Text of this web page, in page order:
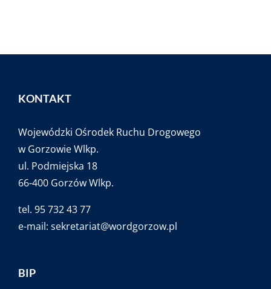
KONTAKT
Wojewódzki Ośrodek Ruchu Drogowego
w Gorzowie Wlkp.
ul. Podmiejska 18
66-400 Gorzów Wlkp.
tel. 95 732 43 77
e-mail: sekretariat@wordgorzow.pl
BIP